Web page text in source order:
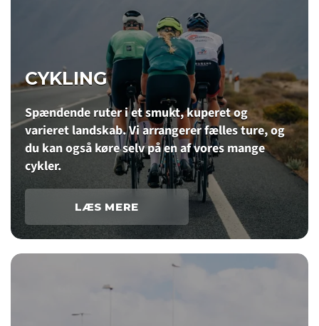
CYKLING
Spændende ruter i et smukt, kuperet og
varieret landskab. Vi arrangerer fælles ture, og
du kan også køre selv på en af vores mange
cykler.
LÆS MERE